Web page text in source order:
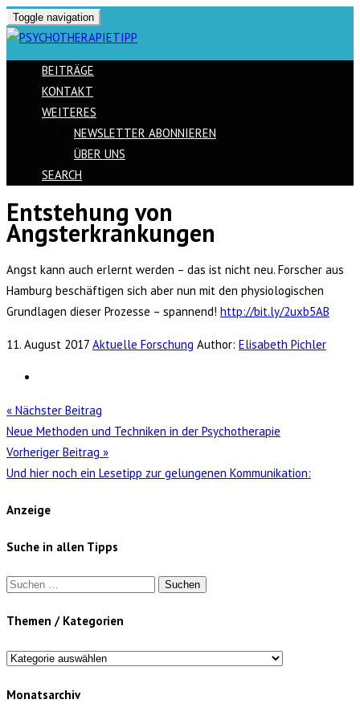
Toggle navigation
BEITRÄGE
KONTAKT
WEITERES
NEWSLETTER ABONNIEREN
ÜBER UNS
SEARCH
Skip
to
Entstehung von
Angsterkrankungen
Angst kann auch erlernt werden – das ist nicht neu. Forscher aus
Hamburg beschäftigen sich aber nun mit den physiologischen
Grundlagen dieser Prozesse – spannend! http://bit.ly/2uxb5AB
11. August 2017 Aktuelle Forschung Author: Elisabeth Pichler
« Nächster Beitrag
Neue Methoden und Techniken in der Psychotherapie
Vorheriger Beitrag »
Und hier noch ein Lesetipp zur gelungenen Kommunikation:
Anzeige
Suche in allen Tipps
Suchen
Themen / Kategorien
Themen
Kategorien
Monatsarchiv